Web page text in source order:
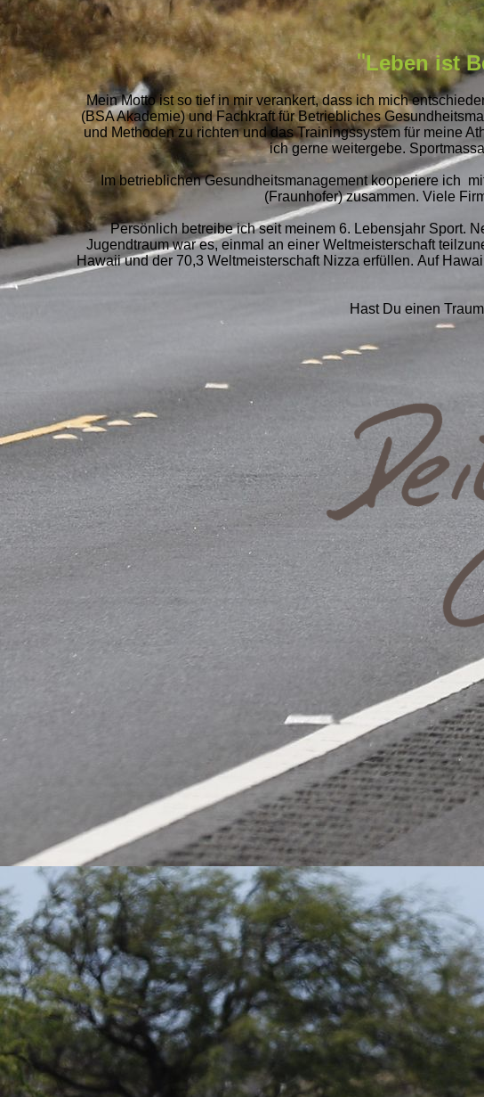
"Leben ist
Mein Motto ist so tief in mir verankert, dass ich mich
(BSA Akademie) und Fachkraft für Betriebliches
und Methoden zu richten und das Trainingssystem für meine
ich gerne weitergebe.
Im betrieblichen Gesundheitsmanagement kooperiere ich
(Fraunhofer) zusammen. Viele
Persönlich betreibe ich seit meinem 6. Lebensjahr Sport.
Jugendtraum war es, einmal an einer Weltmeisterschaft
Hawaii und der 70,3 Weltmeisterschaft Nizza erfüllen. Auf
Hast Du einen